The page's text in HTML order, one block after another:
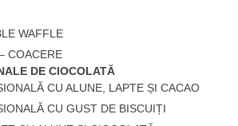
WAFFLE
COACERE
DE CIOCOLATĂ
CU ALUNE, LAPTE ȘI CACAO
CU GUST DE BISCUIȚI